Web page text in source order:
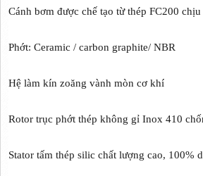
Cánh bơm được chế tạo từ thép FC200
Phớt: Ceramic / carbon graphite/ NBR
Hệ làm kín zoăng vành mòn cơ khí
Rotor trục phớt thép không gỉ Inox 410
Stator tấm thép silic chất lượng cao, 100%